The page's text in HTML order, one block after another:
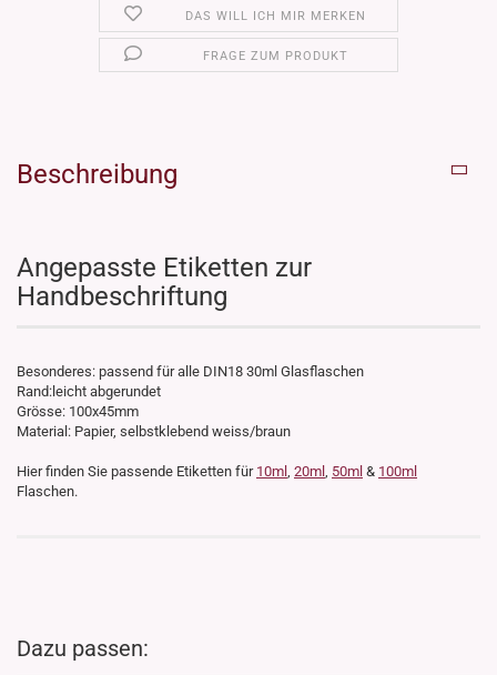
DAS WILL ICH MIR MERKEN
FRAGE ZUM PRODUKT
Beschreibung
Angepasste Etiketten zur
Handbeschriftung
Besonderes: passend für alle DIN18 30ml Glasflaschen
Rand:leicht abgerundet
Grösse: 100x45mm
Material: Papier, selbstklebend weiss/braun
Hier finden Sie passende Etiketten für 10ml , 20ml , 50ml & 100ml
Flaschen.
Dazu passen: